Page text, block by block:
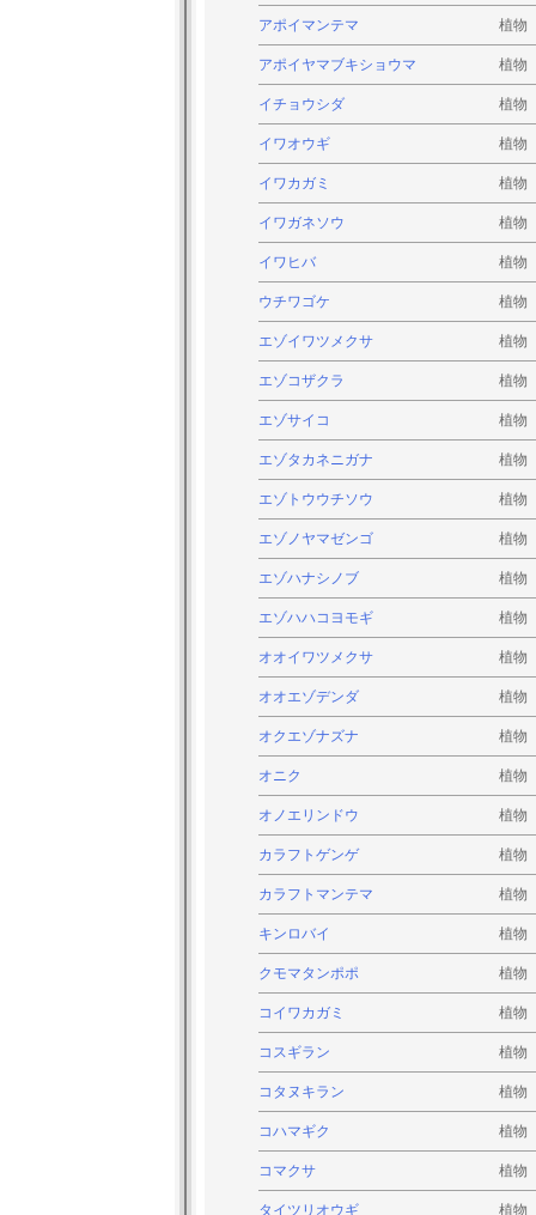
アポイマンテマ 植物
アポイヤマブキショウマ 植物
イチョウシダ 植物
イワオウギ 植物
イワカガミ 植物
イワガネソウ 植物
イワヒバ 植物
ウチワゴケ 植物
エゾイワツメクサ 植物
エゾコザクラ 植物
エゾサイコ 植物
エゾタカネニガナ 植物
エゾトウウチソウ 植物
エゾノヤマゼンゴ 植物
エゾハナシノブ 植物
エゾハハコヨモギ 植物
オオイワツメクサ 植物
オオエゾデンダ 植物
オクエゾナズナ 植物
オニク 植物
オノエリンドウ 植物
カラフトゲンゲ 植物
カラフトマンテマ 植物
キンロバイ 植物
クモマタンポポ 植物
コイワカガミ 植物
コスギラン 植物
コタヌキラン 植物
コハマギク 植物
コマクサ 植物
タイツリオウギ 植物